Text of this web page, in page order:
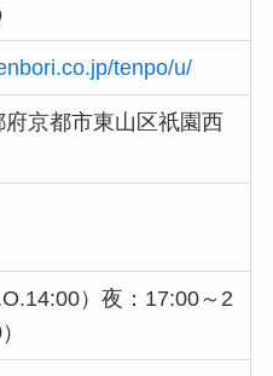
tenpo/u/
京都市東山区祇園西
）夜：17:00～2